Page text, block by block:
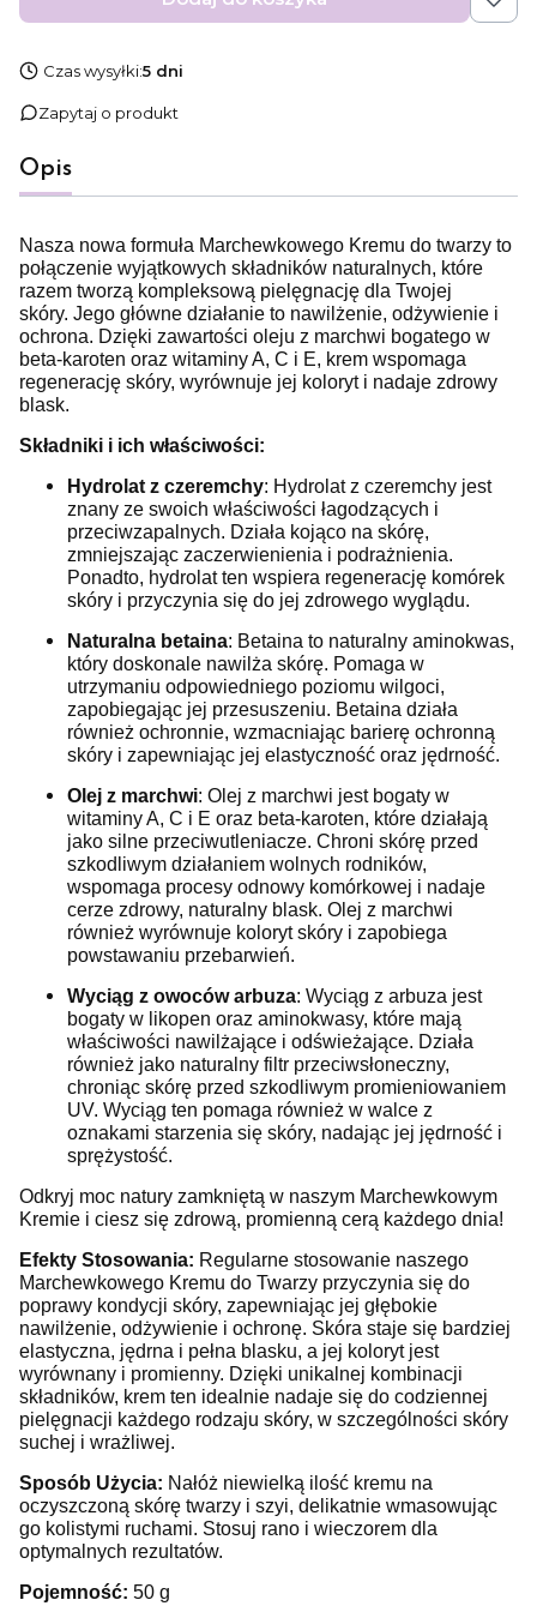
Czas wysyłki:5 dni
Zapytaj o produkt
Opis
Nasza nowa formuła Marchewkowego Kremu do twarzy to
połączenie wyjątkowych składników naturalnych, które
razem tworzą kompleksową pielęgnację dla Twojej
skóry. Jego główne działanie to nawilżenie, odżywienie i
ochrona. Dzięki zawartości oleju z marchwi bogatego w
beta-karoten oraz witaminy A, C i E, krem wspomaga
regenerację skóry, wyrównuje jej koloryt i nadaje zdrowy
blask.
Składniki i ich właściwości:
Hydrolat z czeremchy: Hydrolat z czeremchy jest
znany ze swoich właściwości łagodzących i
przeciwzapalnych. Działa kojąco na skórę,
zmniejszając zaczerwienienia i podrażnienia.
Ponadto, hydrolat ten wspiera regenerację komórek
skóry i przyczynia się do jej zdrowego wyglądu.
Naturalna betaina: Betaina to naturalny aminokwas,
który doskonale nawilża skórę. Pomaga w
utrzymaniu odpowiedniego poziomu wilgoci,
zapobiegając jej przesuszeniu. Betaina działa
również ochronnie, wzmacniając barierę ochronną
skóry i zapewniając jej elastyczność oraz jędrność.
Olej z marchwi: Olej z marchwi jest bogaty w
witaminy A, C i E oraz beta-karoten, które działają
jako silne przeciwutleniacze. Chroni skórę przed
szkodliwym działaniem wolnych rodników,
wspomaga procesy odnowy komórkowej i nadaje
cerze zdrowy, naturalny blask. Olej z marchwi
również wyrównuje koloryt skóry i zapobiega
powstawaniu przebarwień.
Wyciąg z owoców arbuza: Wyciąg z arbuza jest
bogaty w likopen oraz aminokwasy, które mają
właściwości nawilżające i odświeżające. Działa
również jako naturalny filtr przeciwsłoneczny,
chroniąc skórę przed szkodliwym promieniowaniem
UV. Wyciąg ten pomaga również w walce z
oznakami starzenia się skóry, nadając jej jędrność i
sprężystość.
Odkryj moc natury zamkniętą w naszym Marchewkowym
Kremie i ciesz się zdrową, promienną cerą każdego dnia!
Efekty Stosowania: Regularne stosowanie naszego
Marchewkowego Kremu do Twarzy przyczynia się do
poprawy kondycji skóry, zapewniając jej głębokie
nawilżenie, odżywienie i ochronę. Skóra staje się bardziej
elastyczna, jędrna i pełna blasku, a jej koloryt jest
wyrównany i promienny. Dzięki unikalnej kombinacji
składników, krem ten idealnie nadaje się do codziennej
pielęgnacji każdego rodzaju skóry, w szczególności skóry
suchej i wrażliwej.
Sposób Użycia: Nałóż niewielką ilość kremu na
oczyszczoną skórę twarzy i szyi, delikatnie wmasowując
go kolistymi ruchami. Stosuj rano i wieczorem dla
optymalnych rezultatów.
Pojemność: 50 g